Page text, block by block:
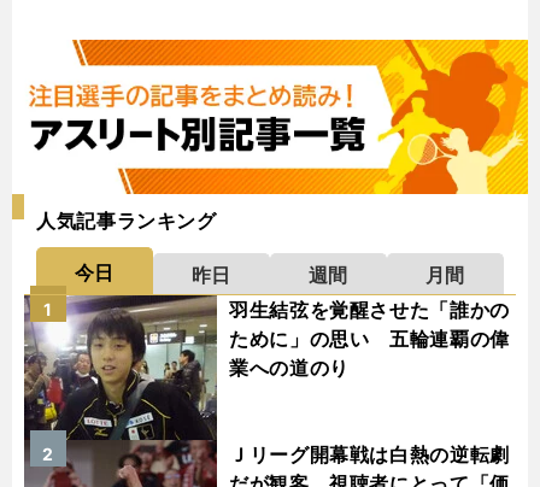
人気記事ランキング
今日 昨日 週間
月間
羽生結弦を覚醒させた「誰かの
ために」の思い 五輪連覇の偉
業への道のり
1
Ｊリーグ開幕戦は白熱の逆転劇
2